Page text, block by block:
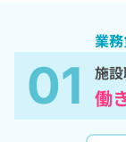
業
01 施
働